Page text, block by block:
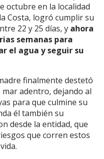
octubre en la localidad
Costa, logró cumplir su
22 y 25 días, y ahora
semanas para
el agua y seguir su
finalmente destetó
adentro, dejando al
para que culmine su
él también su
desde la entidad, que
que corren estos